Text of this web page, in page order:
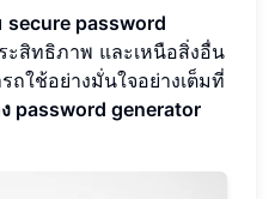
secure password
ะสิทธิภาพ และเหนือสิ่งอื่น
ใช้อย่างมั่นใจอย่างเต็มที่
password generator